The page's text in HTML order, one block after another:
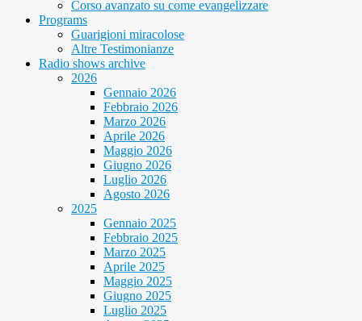
Corso avanzato su come evangelizzare
Programs
Guarigioni miracolose
Altre Testimonianze
Radio shows archive
2026
Gennaio 2026
Febbraio 2026
Marzo 2026
Aprile 2026
Maggio 2026
Giugno 2026
Luglio 2026
Agosto 2026
2025
Gennaio 2025
Febbraio 2025
Marzo 2025
Aprile 2025
Maggio 2025
Giugno 2025
Luglio 2025